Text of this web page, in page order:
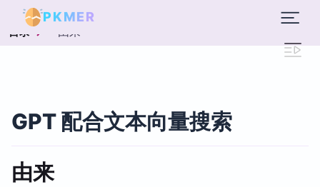
PKMER
目录 由来
GPT 配合文本向量搜索
由来